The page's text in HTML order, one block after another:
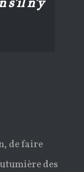
s’il n’y
de faire
des